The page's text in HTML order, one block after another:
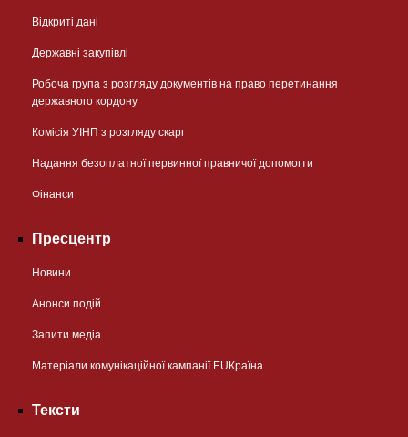
Відкриті дані
Державні закупівлі
Робоча група з розгляду документів на право перетинання
державного кордону
Комісія УІНП з розгляду скарг
Надання безоплатної первинної правничої допомогти
Фінанси
Пресцентр
Новини
Анонси подій
Запити медіа
Матеріали комунікаційної кампанії EUКраїна
Тексти